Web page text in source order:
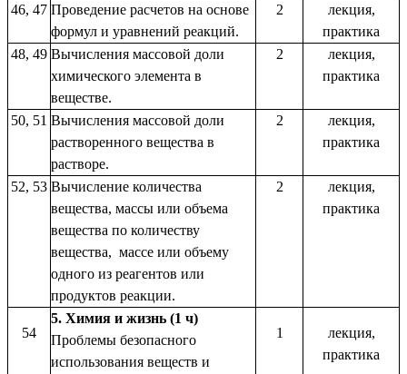
46, 47 Проведение расчетов на основе
формул и уравнений реакций.
2
лекция,
практика
48, 49 Вычисления массовой доли
химического элемента в
веществе.
2
лекция,
практика
50, 51 Вычисления массовой доли
растворенного вещества в
растворе.
2
лекция,
практика
52, 53 Вычисление количества
вещества, массы или объема
вещества по количеству
вещества, массе или объему
одного из реагентов или
продуктов реакции.
2
лекция,
практика
54
5. Химия и жизнь (1 ч)
Проблемы безопасного
использования веществ и
1
лекция,
практика